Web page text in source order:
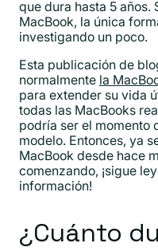
que dura hasta 5 años.
MacBook, la única
investigando un poco.
Esta publicación de
normalmente la
para extender su vida
todas las MacBooks
podría ser el momento
modelo. Entonces, ya
MacBook desde hace
comenzando, ¡sigue
información!
¿Cuánto